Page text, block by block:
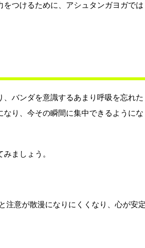
つけるために、アシュタンガヨガでは
バンダを意識するあまり呼吸を忘れた
り、今その瞬間に集中できるようにな
ましょう。
注意が散漫になりにくくなり、心が安